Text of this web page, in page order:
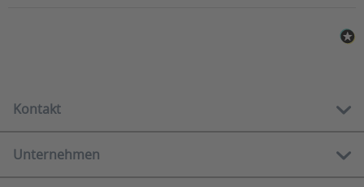
Kontakt
Kostenlose Hotline:
01 212 62 84
Unternehmen